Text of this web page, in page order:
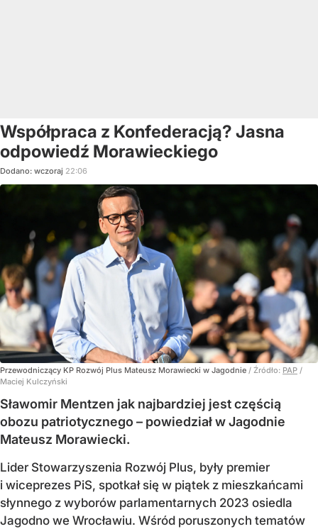
Współpraca z Konfederacją? Jasna
odpowiedź Morawieckiego
Dodano: wczoraj 22:06
Przewodniczący KP Rozwój Plus Mateusz Morawiecki w Jagodnie / Źródło: PAP /
Maciej Kulczyński
Sławomir Mentzen jak najbardziej jest częścią
obozu patriotycznego – powiedział w Jagodnie
Mateusz Morawiecki.
Lider Stowarzyszenia Rozwój Plus, były premier
i wiceprezes PiS, spotkał się w piątek z mieszkańcami
słynnego z wyborów parlamentarnych 2023 osiedla
Jagodno we Wrocławiu. Wśród poruszonych tematów